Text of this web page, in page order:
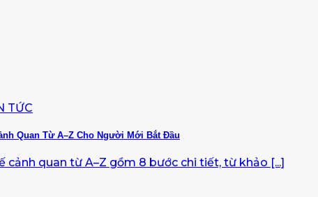
TỨC
Quan Từ A–Z Cho Người Mới Bắt Đầu
cảnh quan từ A–Z gồm 8 bước chi tiết, từ khảo [...]